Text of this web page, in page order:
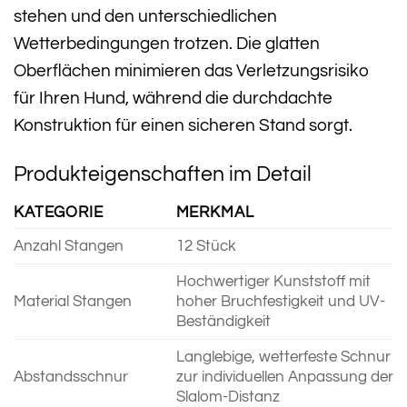
stehen und den unterschiedlichen
Wetterbedingungen trotzen. Die glatten
Oberflächen minimieren das Verletzungsrisiko
für Ihren Hund, während die durchdachte
Konstruktion für einen sicheren Stand sorgt.
Produkteigenschaften im Detail
KATEGORIE MERKMAL
Anzahl Stangen 12 Stück
Material Stangen
Hochwertiger Kunststoff mit
hoher Bruchfestigkeit und UV-
Beständigkeit
Abstandsschnur
Langlebige, wetterfeste Schnur
zur individuellen Anpassung der
Slalom-Distanz